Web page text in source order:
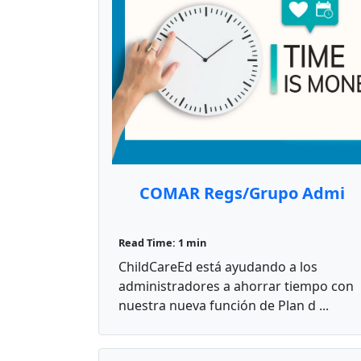
COMAR Regs/Grupo Admi
Read Time: 1 min
ChildCareEd está ayudando a los
administradores a ahorrar tiempo con
nuestra nueva función de Plan d ...